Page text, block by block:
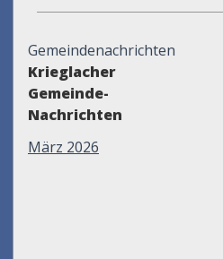
Gemeindenachrichten
Krieglacher
Gemeinde-
Nachrichten
März 2026